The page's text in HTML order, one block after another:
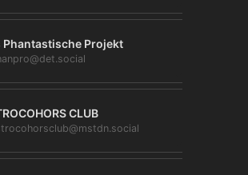
Phantastische Projekt
CLUB